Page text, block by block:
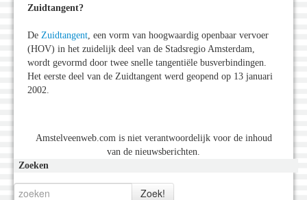
Zuidtangent?
De Zuidtangent, een vorm van hoogwaardig openbaar vervoer
(HOV) in het zuidelijk deel van de Stadsregio Amsterdam,
wordt gevormd door twee snelle tangentiële busverbindingen.
Het eerste deel van de Zuidtangent werd geopend op 13 januari
2002.
Amstelveenweb.com is niet verantwoordelijk voor de inhoud
van de nieuwsberichten.
Zoeken